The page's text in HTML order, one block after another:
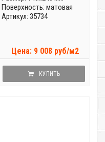
Поверхность: матовая
Артикул: 35734
Цена: 9 008 руб/м2
КУПИТЬ